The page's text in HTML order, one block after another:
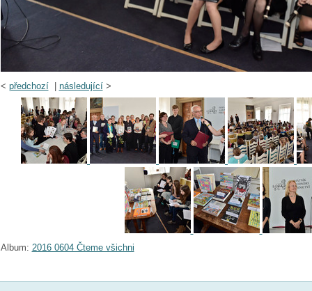
< předchozí| následující>
Album: 2016 0604 Čteme všichni